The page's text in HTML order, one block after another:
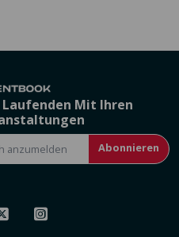
Laufenden Mit Ihren
Abonnieren